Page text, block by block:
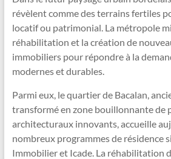
révèlent comme des terrains fertiles
locatif ou patrimonial. La métropole
réhabilitation et la création de
immobiliers pour répondre à la
modernes et durables.
Parmi eux, le quartier de Bacalan,
transformé en zone bouillonnante de
architecturaux innovants, accueille
nombreux programmes de résidence
Immobilier et Icade. La réhabilitation